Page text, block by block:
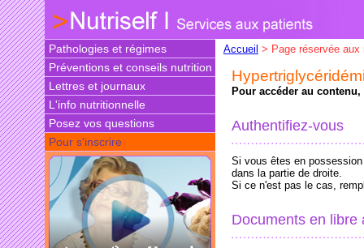
Pathologies et régimes
Préventions et conseils nutrition
Lettres et journaux
L'info nutritionnelle
Posez vos questions
Pour s'inscrire
Accueil > Page réservée aux
Pour accéder au
Authentifiez-vous
Si vous êtes en
dans la partie de droite.
Si ce n'est pas le cas,
Documents en libre